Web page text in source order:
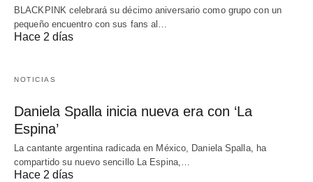
BLACKPINK celebrará su décimo aniversario como grupo con un
pequeño encuentro con sus fans al…
Hace 2 días
NOTICIAS
Daniela Spalla inicia nueva era con ‘La
Espina’
La cantante argentina radicada en México, Daniela Spalla, ha
compartido su nuevo sencillo La Espina,…
Hace 2 días